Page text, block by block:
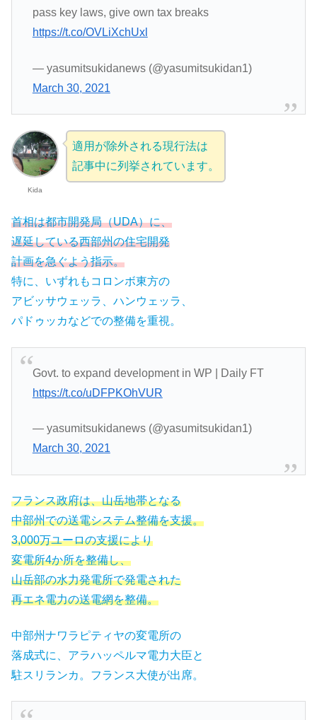
pass key laws, give own tax breaks
https://t.co/OVLiXchUxl
— yasumitsukidanews (@yasumitsukidan1)
March 30, 2021
Kida
適用が除外される現行法は
記事中に列挙されています。
首相は都市開発局（UDA）に、
遅延している西部州の住宅開発
計画を急ぐよう指示。
特に、いずれもコロンボ東方の
アビッサウェッラ、ハンウェッラ、
パドゥッカなどでの整備を重視。
Govt. to expand development in WP | Daily FT
https://t.co/uDFPKOhVUR
— yasumitsukidanews (@yasumitsukidan1)
March 30, 2021
フランス政府は、山岳地帯となる
中部州での送電システム整備を支援。
3,000万ユーロの支援により
変電所4か所を整備し、
山岳部の水力発電所で発電された
再エネ電力の送電網を整備。
中部州ナワラピティヤの変電所の
落成式に、アラハッペルマ電力大臣と
駐スリランカ。フランス大使が出席。